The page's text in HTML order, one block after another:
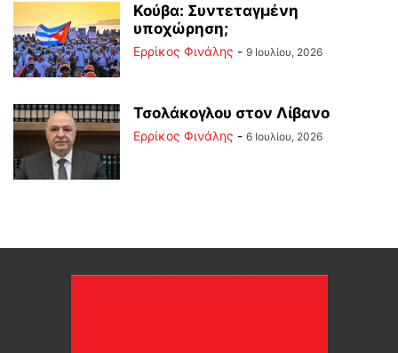
Κούβα: Συντεταγμένη
υποχώρηση;
Ερρίκος Φινάλης - 9 Ιουλίου, 2026
Τσολάκογλου στον Λίβανο
Ερρίκος Φινάλης - 6 Ιουλίου, 2026